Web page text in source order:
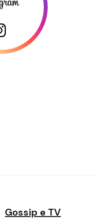
Gossip e TV